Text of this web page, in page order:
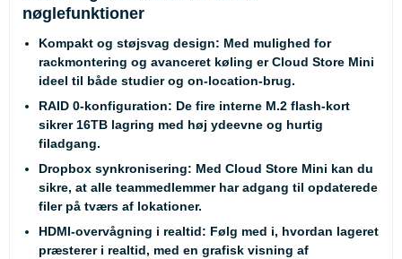
nøglefunktioner
Kompakt og støjsvag design: Med mulighed for
rackmontering og avanceret køling er Cloud Store Mini
ideel til både studier og on-location-brug.
RAID 0-konfiguration: De fire interne M.2 flash-kort
sikrer 16TB lagring med høj ydeevne og hurtig
filadgang.
Dropbox synkronisering: Med Cloud Store Mini kan du
sikre, at alle teammedlemmer har adgang til opdaterede
filer på tværs af lokationer.
HDMI-overvågning i realtid: Følg med i, hvordan lageret
præsterer i realtid, med en grafisk visning af